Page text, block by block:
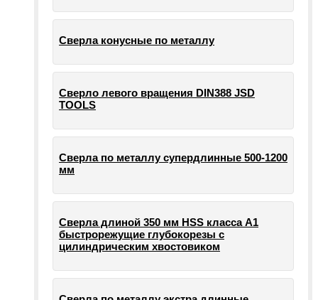
Сверла конусные по металлу
Сверло левого вращения DIN388 JSD
TOOLS
Сверла по металлу супердлинные 500-1200
мм
Сверла длиной 350 мм HSS класса А1
быстрорежущие глубокорезы с
цилиндрическим хвостовиком